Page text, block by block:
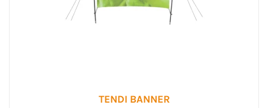
TENDI BANNER